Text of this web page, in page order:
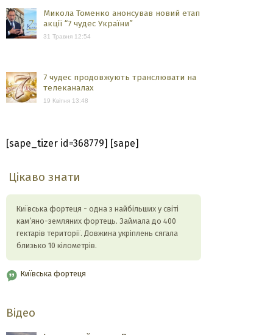
Микола Томенко анонсував новий етап
акції “7 чудес України”
31 Травня 12:54
7 чудес продовжують транслювати на
телеканалах
19 Квітня 13:48
[sape_tizer id=368779] [sape]
Цікаво знати
Київська фортеця - одна з найбільших у світі
кам’яно-земляних фортець. Займала до 400
гектарів території. Довжина укріплень сягала
близько 10 кілометрів.
Київська фортеця
Відео